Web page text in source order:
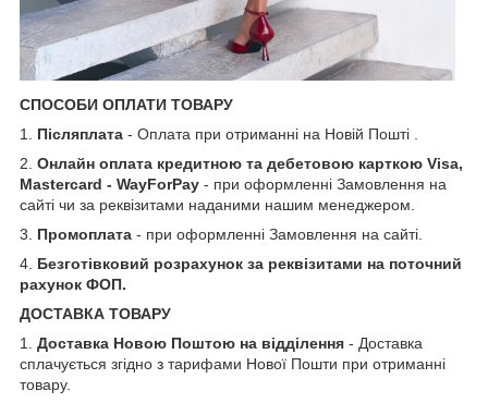
СПОСОБИ ОПЛАТИ ТОВАРУ
1. Післяплата - Оплата при отриманні на Новій Пошті .
2. Онлайн оплата кредитною та дебетовою карткою Visa,
Mastercard - WayForPay - при оформленні Замовлення на
сайті чи за реквізитами наданими нашим менеджером.
3. Промоплата - при оформленні Замовлення на сайті.
4. Безготівковий розрахунок за реквізитами на поточний
рахунок ФОП.
ДОСТАВКА ТОВАРУ
1.
Доставка Новою Поштою на відділення - Доставка
сплачується згідно з тарифами Нової Пошти при отриманні
товару.